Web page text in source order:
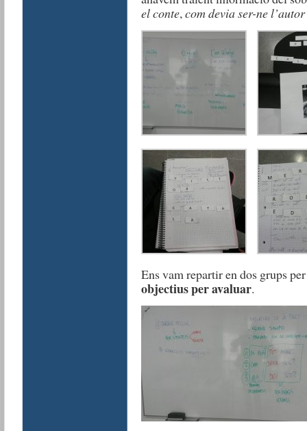
el conte,com devia ser-ne l’autor
Ens vam repartir en dos grups
objectius per avaluar.